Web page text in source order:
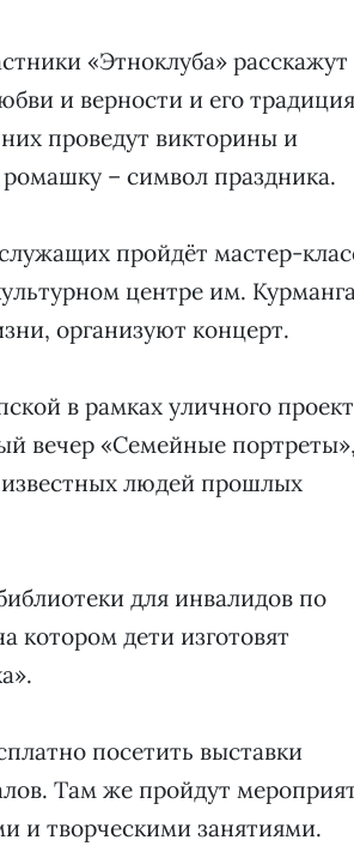
«Этноклуба» расскажут
и верности и его
проведут викторины и
– символ праздника.
пройдёт мастер-
центре им.
организуют концерт.
в рамках уличного
вечер «Семейные
людей прошлых
для инвалидов по
котором дети изготовят
посетить выставки
Там же пройдут
и творческими занятиями.